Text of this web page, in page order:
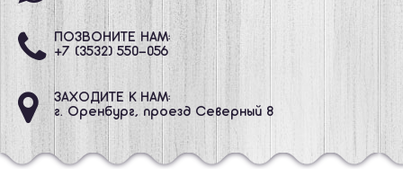
ПОЗВОНИТЕ НАМ:
+7 (3532) 550-056
ЗАХОДИТЕ К НАМ:
г. Оренбург, проезд Северный 8